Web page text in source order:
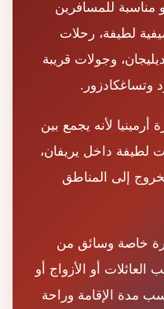
مناسبة للمسافرين
لطيفة، رحلات
وجولات قريبة
وتساغكادزور.
أرمينيا لأنه يجمع بين
لطيفة داخل يريفان،
إلى المناطق
خاصة وسائق من
أو الأزواج أو
مدة الإقامة وراحة